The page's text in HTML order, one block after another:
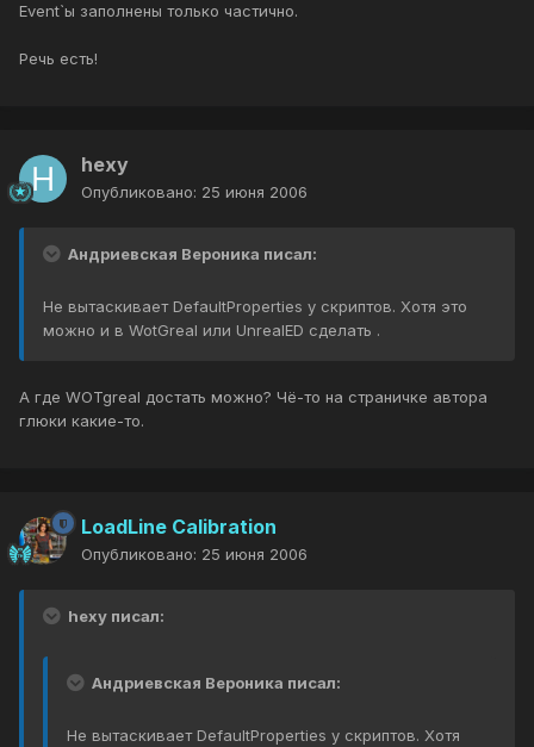
Event`ы заполнены только частично.
Речь есть!
hexy
Опубликовано: 25 июня 2006
Андриевская Вероника писал:
Не вытаскивает DefaultProperties у скриптов. Хотя это
можно и в WotGreal или UnrealED сделать .
А где WOTgreal достать можно? Чё-то на страничке автора
глюки какие-то.
LoadLine Calibration
Опубликовано: 25 июня 2006
hexy писал:
Андриевская Вероника писал:
Не вытаскивает DefaultProperties у скриптов. Хотя